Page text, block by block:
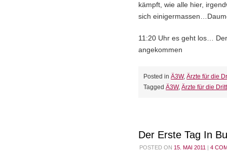
kämpft, wie alle hier,
sich
11:20 Uhr es geht los…
angekommen
Posted in Ä3W,Ärzte für die
Tagged Ä3W,Ärzte für die
Der Erste Tag In
POSTED ON 15. MAI 2011 4